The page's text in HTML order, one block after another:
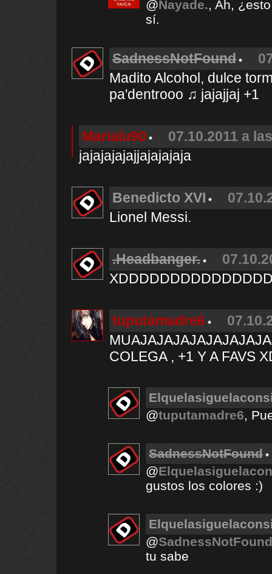
@Nayade., Ah,
sí.
SadnessNotFound
Madito Alcohol, dulce
pa'dentrooo ♫ jajajjaj +1
Marialu90
07.10.2011 a
jajajajajajjajajajaja
Benedicto XVI
Lionel Messi.
.Headbanger.
tuputamadre6
COLEGA , +1 Y A FAVS
@tuputamadre6,
SadnessNotFound
@
gustos los colores :)
@SadnessNotFound
tu sabe